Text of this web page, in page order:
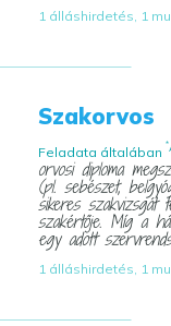
1 álláshirdetés, 1
Szakorvos
Feladata általában *
orvosi diploma
(pl. sebészet,
sikeres szakvizsgát
szakértője. Míg a
egy adott
1 álláshirdetés, 1